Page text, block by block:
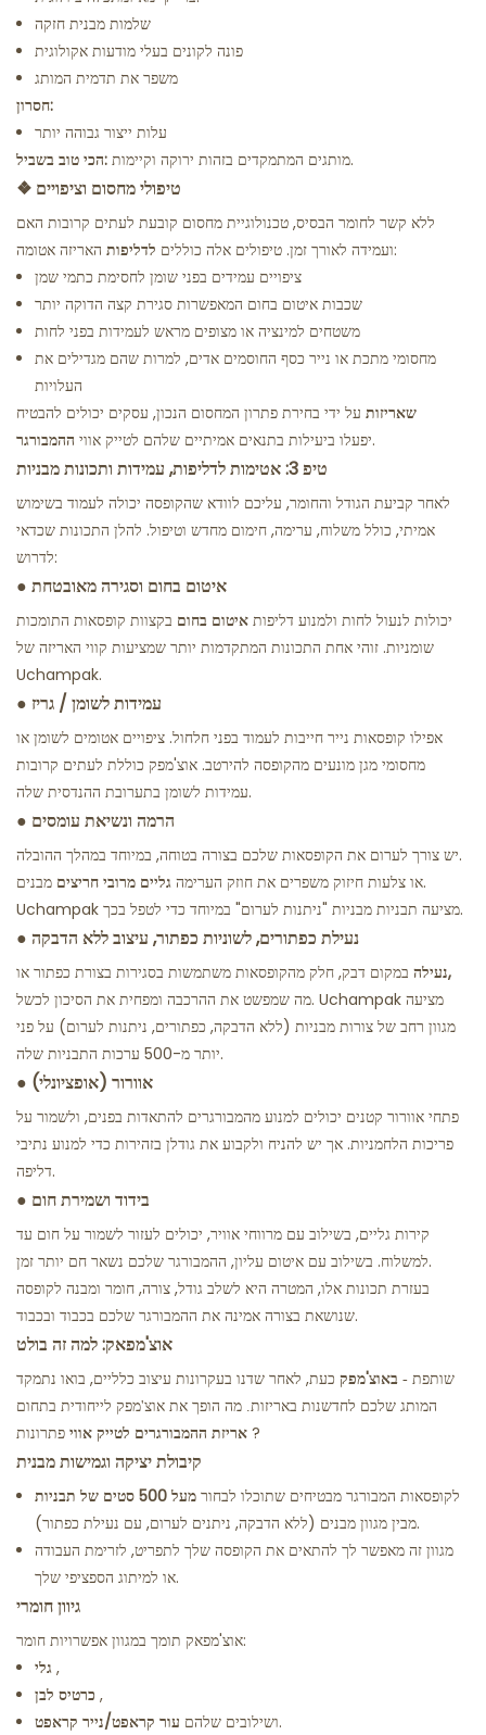
שלמות מבנית חזקה
פונה לקונים בעלי מודעות אקולוגית
משפר את תדמית המותג
חסרון:
עלות ייצור גבוהה יותר
הכי טוב בשביל:
מותגים המתמקדים בזהות ירוקה וקיימות.
❖ טיפולי מחסום וציפויים
ללא קשר לחומר הבסיס, טכנולוגיית מחסום קובעת לעתים קרובות האם
האריזה אטומה לדליפות
ועמידה לאורך זמן. טיפולים אלה כוללים:
ציפויים עמידים בפני שומן לחסימת כתמי שמן
שכבות איטום בחום המאפשרות סגירת קצה הדוקה יותר
משטחים למינציה או מצופים מראש לעמידות בפני לחות
מחסומי מתכת או נייר כסף החוסמים אדים, למרות שהם מגדילים את
העלויות
על ידי בחירת פתרון המחסום הנכון, עסקים יכולים להבטיח שאריזות
ההמבורגר
יפעלו ביעילות בתנאים אמיתיים.
טיפ 3: אטימות לדליפות, עמידות ותכונות מבניות
לאחר קביעת הגודל והחומר, עליכם לוודא שהקופסה יכולה לעמוד בשימוש
אמיתי, כולל משלוח, ערימה, חימום מחדש וטיפול. להלן התכונות שכדאי
לדרוש:
● איטום בחום וסגירה מאובטחת
קופסאות התומכות איטום בחום יכולות לנעול לחות ולמנוע דליפות
שומניות. זוהי אחת התכונות המתקדמות יותר שמציעות קווי האריזה של
Uchampak.
● עמידות לשומן / גריז
אפילו קופסאות נייר חייבות לעמוד בפני חלחול. ציפויים אטומים לשומן או
מחסומי מגן מונעים מהקופסה להירטב. אוצ'מפק כוללת לעתים קרובות
עמידות לשומן בתערובת ההנדסית שלה.
● הרמה ונשיאת עומסים
יש צורך לערום את הקופסאות שלכם בצורה בטוחה, במיוחד במהלך ההובלה.
גליים מרובי חריצים או צלעות חיזוק משפרים את חוזק הערימה.
Uchampak מציעה תבניות מבניות "ניתנות לערום" במיוחד כדי לטפל בכך.
● נעילת כפתורים, לשוניות כפתור, עיצוב ללא הדבקה
במקום דבק, חלק מהקופסאות משתמשות בסגירות בצורת כפתור או
נעילה,
מה שמפשט את ההרכבה ומפחית את הסיכון לכשל. Uchampak מציעה
מגוון רחב של צורות מבניות (ללא הדבקה, כפתורים, ניתנות לערום) על פני
יותר מ-500 ערכות התבניות שלה.
● אוורור (אופציונלי)
פתחי אוורור קטנים יכולים למנוע מהמבורגרים להתאדות בפנים, ולשמור על
פריכות הלחמניות. אך יש להניח ולקבוע את גודלן בזהירות כדי למנוע נתיבי
דליפה.
● בידוד ושמירת חום
קירות גליים, בשילוב עם מרווחי אוויר, יכולים לעזור לשמור על חום עד
למשלוח. בשילוב עם איטום עליון, ההמבורגר שלכם נשאר חם יותר זמן.
בעזרת תכונות אלו, המטרה היא לשלב גודל, צורה, חומר ומבנה לקופסה
שנושאת בצורה אמינה את ההמבורגר שלכם בכבוד ובכבוד.
אוצ'מפאק: למה זה בולט
כעת, לאחר שדנו בעקרונות עיצוב כלליים, בואו נתמקד באוצ'מפק - שותפת
המותג שלכם לחדשנות באריזות. מה הופך את אוצ'מפק לייחודית בתחום
אריזת ההמבורגרים לטייק אווי ?
קיבולת יציקה וגמישות מבנית
מעל 500 סטים של תבניות לקופסאות המבורגר מבטיחים שתוכלו לבחור
מבין מגוון מבנים (ללא הדבקה, ניתנים לערום, עם נעילת כפתור).
מגוון זה מאפשר לך להתאים את הקופסה שלך לתפריט, לזרימת העבודה
או למיתוג הספציפי שלך.
גיוון חומרי
אוצ'מפאק תומך במגוון אפשרויות חומר:
גלי ,
כרטיס לבן ,
עור קראפט/נייר קראפט
ושילובים שלהם.